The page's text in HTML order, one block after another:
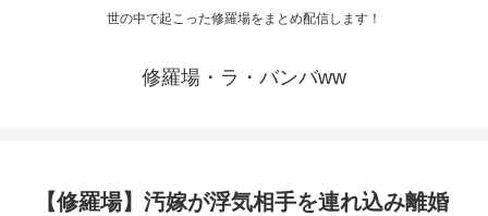
世の中で起こった修羅場をまとめ配信します！
修羅場・ラ・バンバww
【修羅場】汚嫁が浮気相手を連れ込み離婚